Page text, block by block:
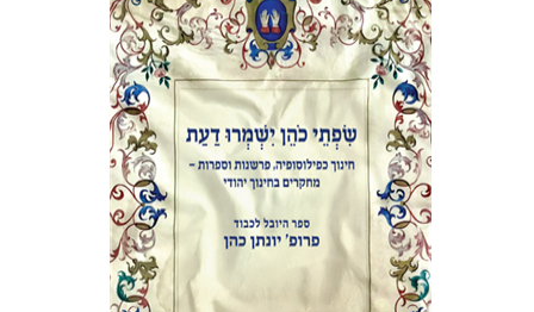
אלי הולצר אבינועם רוזנק